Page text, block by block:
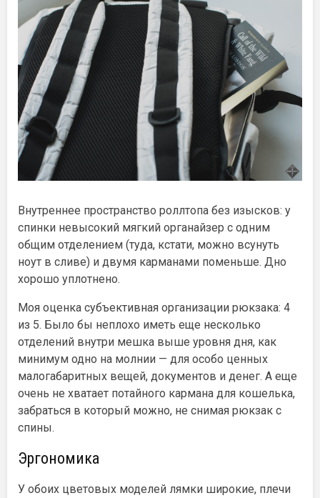
Внутреннее пространство роллтопа без изысков: у
спинки невысокий мягкий органайзер с одним
общим отделением (туда, кстати, можно всунуть
ноут в сливе) и двумя карманами поменьше. Дно
хорошо уплотнено.
Моя оценка субъективная организации рюкзака: 4
из 5. Было бы неплохо иметь еще несколько
отделений внутри мешка выше уровня дня, как
минимум одно на молнии — для особо ценных
малогабаритных вещей, документов и денег. А еще
очень не хватает потайного кармана для кошелька,
забраться в который можно, не снимая рюкзак с
спины.
Эргономика
У обоих цветовых моделей лямки широкие, плечи